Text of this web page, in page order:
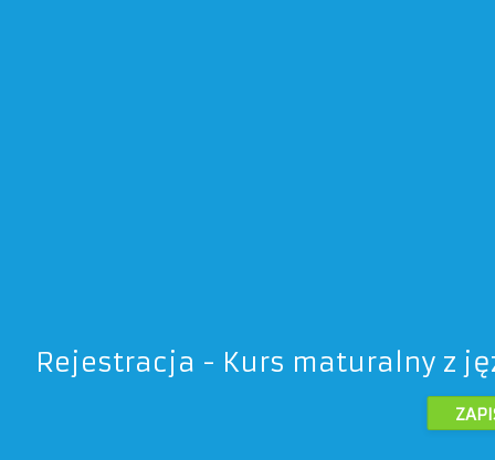
Rejestracja - Kurs maturalny z